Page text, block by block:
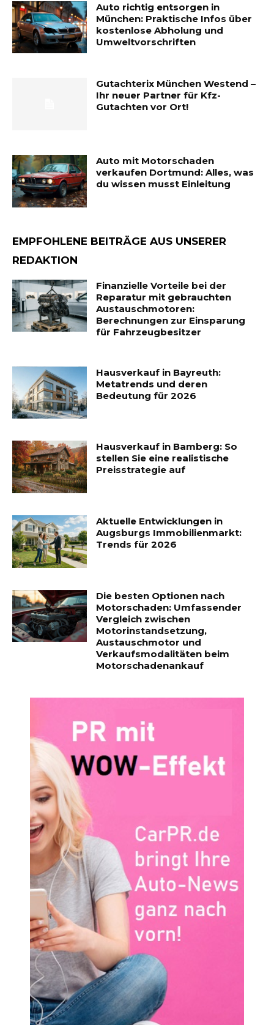
Auto richtig entsorgen in
München: Praktische Infos über
kostenlose Abholung und
Umweltvorschriften
Gutachterix München Westend –
Ihr neuer Partner für Kfz-
Gutachten vor Ort!
Auto mit Motorschaden
verkaufen Dortmund: Alles, was
du wissen musst Einleitung
EMPFOHLENE BEITRÄGE AUS UNSERER
REDAKTION
Finanzielle Vorteile bei der
Reparatur mit gebrauchten
Austauschmotoren:
Berechnungen zur Einsparung
für Fahrzeugbesitzer
Hausverkauf in Bayreuth:
Metatrends und deren
Bedeutung für 2026
Hausverkauf in Bamberg: So
stellen Sie eine realistische
Preisstrategie auf
Aktuelle Entwicklungen in
Augsburgs Immobilienmarkt:
Trends für 2026
Die besten Optionen nach
Motorschaden: Umfassender
Vergleich zwischen
Motorinstandsetzung,
Austauschmotor und
Verkaufsmodalitäten beim
Motorschadenankauf